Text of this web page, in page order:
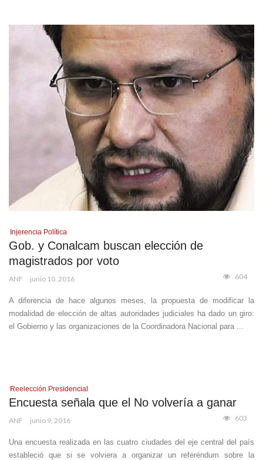
Injerencia Política
Gob. y Conalcam buscan elección de
magistrados por voto
ANF junio 10, 2016 604
A diferencia de hace algunos meses, la propuesta de modificar la
modalidad de elección de altas autoridades judiciales ha dado un giro:
el Gobierno y las organizaciones de la Coordinadora Nacional para ...
Reelección Presidencial
Encuesta señala que el No volvería a ganar
ANF junio 9, 2016 603
Una encuesta realizada en las cuatro ciudades del eje central del país
estableció que si se volviera a organizar un referéndum sobre la